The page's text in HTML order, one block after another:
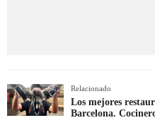
Relacionado
Los mejores
Barcelona.